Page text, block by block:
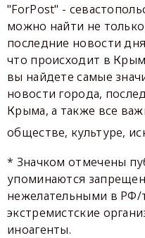
"ForPost" -
можно найти не
последние новости
что происходит в
вы найдете самые
новости города,
Крыма, а также все
обществе, культуре,
* Значком отмечены
упоминаются
нежелательными в РФ/
экстремистские
иноагенты.